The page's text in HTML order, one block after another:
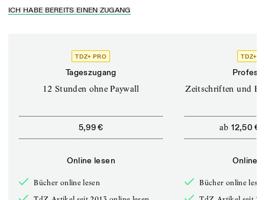
ICH HABE BEREITS EINEN ZUGANG
TDZ+ PRO
Tageszugang
12 Stunden ohne Paywall
5,99 €
Online lesen
Bücher online lesen
TDZ+
Zeitschriften und
ab 12,50 €
Online
Bücher online